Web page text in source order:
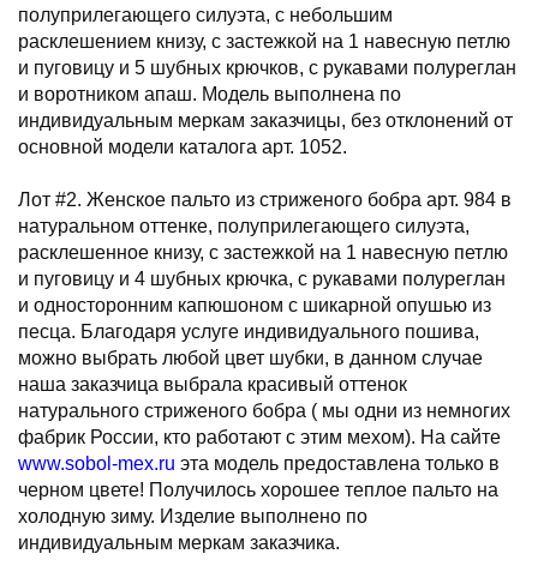
полуприлегающего силуэта, с небольшим
расклешением книзу, с застежкой на 1 навесную петлю
и пуговицу и 5 шубных крючков, с рукавами полуреглан
и воротником апаш. Модель выполнена по
индивидуальным меркам заказчицы, без отклонений от
основной модели каталога арт. 1052.
Лот #2. Женское пальто из стриженого бобра арт. 984 в
натуральном оттенке, полуприлегающего силуэта,
расклешенное книзу, с застежкой на 1 навесную петлю
и пуговицу и 4 шубных крючка, с рукавами полуреглан
и односторонним капюшоном с шикарной опушью из
песца. Благодаря услуге индивидуального пошива,
можно выбрать любой цвет шубки, в данном случае
наша заказчица выбрала красивый оттенок
натурального стриженого бобра ( мы одни из немногих
фабрик России, кто работают с этим мехом). На сайте
www.sobol-mex.ru эта модель предоставлена только в
черном цвете! Получилось хорошее теплое пальто на
холодную зиму. Изделие выполнено по
индивидуальным меркам заказчика.